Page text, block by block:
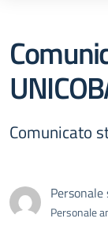
Comunicato
Personale